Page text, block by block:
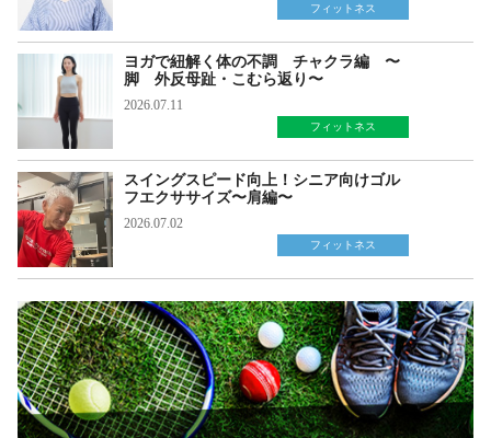
フィットネス
ヨガで紐解く体の不調 チャクラ編 〜
脚 外反母趾・こむら返り〜
2026.07.11
フィットネス
スイングスピード向上！シニア向けゴル
フエクササイズ〜肩編〜
2026.07.02
フィットネス